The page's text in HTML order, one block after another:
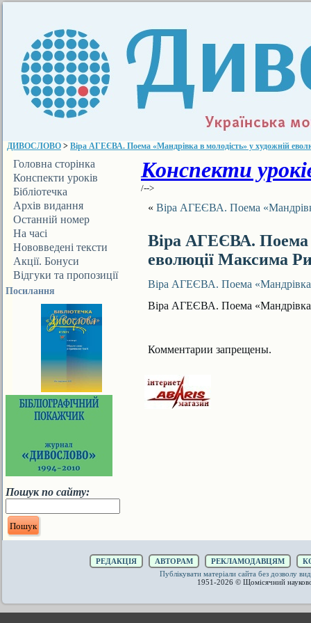
ДИВОСЛОВО > Віра АГЕЄВА. Поема «Мандрівка в молодість» у художній
Головна сторінка
Конспекти уроків
Бібліотечка
ДИВОСЛОВА
Архів видання
Останній номер
На часі
Нововведені тексти
Акції. Бонуси
Відгуки та пропозиції
Посилання
Пошук по сайту:
Конспекти
/-->
« Віра АГЕЄВА. Поема
Віра АГЕЄВА. Поема
еволюції Максима
Віра АГЕЄВА. Поема «Мандрівка
Віра АГЕЄВА. Поема «Мандрівка
Комментарии запрещены.
РЕДАКЦІЯ АВТОРАМ РЕКЛАМОДАВЦЯМ
Публікувати матеріали сайта без дозволу
1951-2026 © Щомісячний